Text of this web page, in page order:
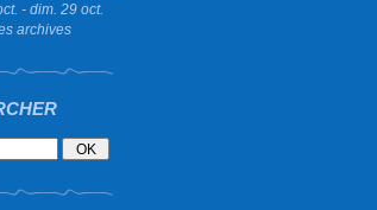
- dim. 29 oct.
archives